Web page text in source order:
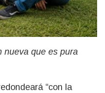
nueva que es pura
“con la